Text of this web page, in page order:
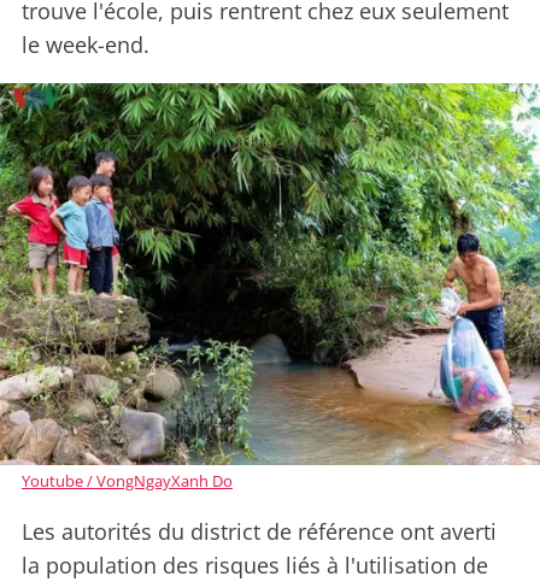
trouve l'école, puis rentrent chez eux seulement
le week-end.
Youtube / VongNgayXanh Do
Les autorités du district de référence ont averti
la population des risques liés à l'utilisation de